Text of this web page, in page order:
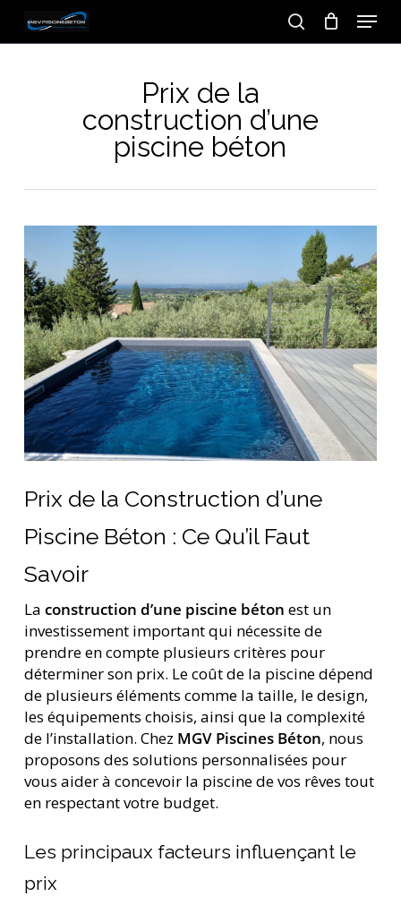
search
Menu
Prix de la
construction d’une
piscine béton
Prix de la Construction d’une
Piscine Béton : Ce Qu’il Faut
Savoir
La construction d’une piscine béton est un
investissement important qui nécessite de
prendre en compte plusieurs critères pour
déterminer son prix. Le coût de la piscine dépend
de plusieurs éléments comme la taille, le design,
les équipements choisis, ainsi que la complexité
de l’installation. Chez MGV Piscines Béton, nous
proposons des solutions personnalisées pour
vous aider à concevoir la piscine de vos rêves tout
en respectant votre budget.
Les principaux facteurs influençant le
prix